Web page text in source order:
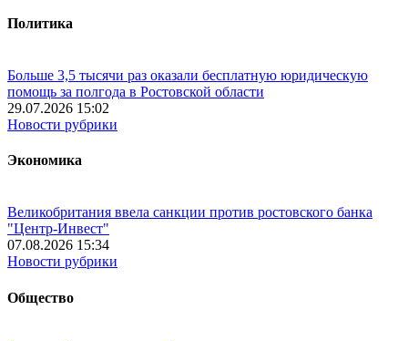
Политика
Больше 3,5 тысячи раз оказали бесплатную юридическую
помощь за полгода в Ростовской области
29.07.2026 15:02
Новости рубрики
Экономика
Великобритания ввела санкции против ростовского банка
"Центр-Инвест"
07.08.2026 15:34
Новости рубрики
Общество